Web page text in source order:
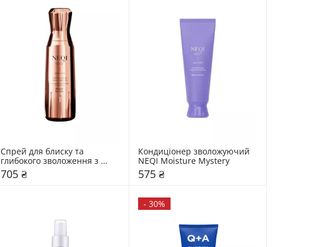
Спрей для блиску та
глибокого зволоження з
термозахистом NEQI
Diamond Glass Ultimate
705 ₴
Кондиціонер зволожуючий
NEQI Moisture Mystery
575 ₴
- 30%